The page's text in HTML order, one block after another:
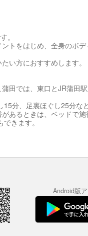
。
トをはじめ、全身のボ
い方におすすめします。
田では、東口とJR蒲田
分、足裏ほぐし25分な
あるときは、ベッドで
きます。
Android版